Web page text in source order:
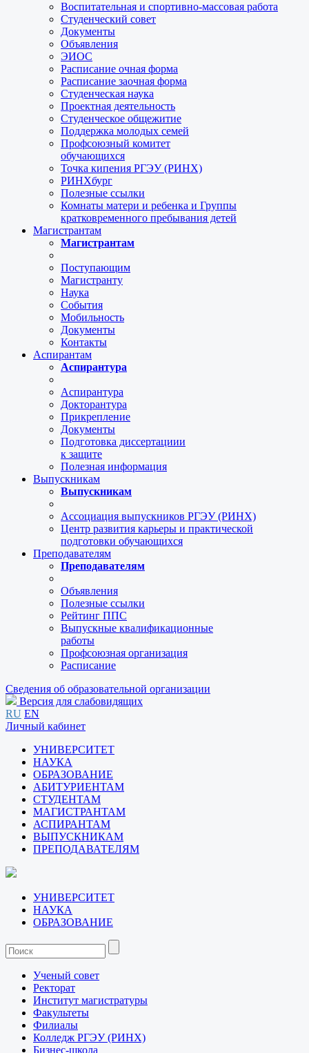
Воспитательная и спортивно-массовая работа
Студенческий совет
Документы
Объявления
ЭИОС
Расписание очная форма
Расписание заочная форма
Студенческая наука
Проектная деятельность
Студенческое общежитие
Поддержка молодых семей
Профсоюзный комитет
обучающихся
Точка кипения РГЭУ (РИНХ)
РИНХбург
Полезные ссылки
Комнаты матери и ребенка и Группы
кратковременного пребывания детей
Магистрантам
Магистрантам
Поступающим
Магистранту
Наука
События
Мобильность
Документы
Контакты
Аспирантам
Аспирантура
Аспирантура
Докторантура
Прикрепление
Документы
Подготовка диссертациии
к защите
Полезная информация
Выпускникам
Выпускникам
Ассоциация выпускников РГЭУ (РИНХ)
Центр развития карьеры и практической
подготовки обучающихся
Преподавателям
Преподавателям
Объявления
Полезные ссылки
Рейтинг ППС
Выпускные квалификационные
работы
Профсоюзная организация
Расписание
Сведения об образовательной организации
Версия для слабовидящих
RU EN
Личный кабинет
УНИВЕРСИТЕТ
НАУКА
ОБРАЗОВАНИЕ
АБИТУРИЕНТАМ
СТУДЕНТАМ
МАГИСТРАНТАМ
АСПИРАНТАМ
ВЫПУСКНИКАМ
ПРЕПОДАВАТЕЛЯМ
УНИВЕРСИТЕТ
НАУКА
ОБРАЗОВАНИЕ
Ученый совет
Ректорат
Институт магистратуры
Факультеты
Филиалы
Колледж РГЭУ (РИНХ)
Бизнес-школа